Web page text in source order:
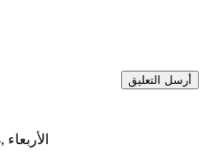
أرسل التعليق
GMT 11:32 2026 الأربعاء ,04 آذار/ مارس